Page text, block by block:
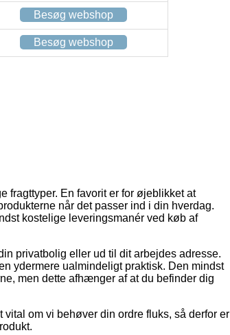
Besøg webshop
Besøg webshop
fragttyper. En favorit er for øjeblikket at
når det passer ind i din hverdag.
kostelige leveringsmanér ved køb af
privatbolig eller ud til dit arbejdes adresse.
ydermere ualmindeligt praktisk. Den mindst
men dette afhænger af at du befinder dig
om vi behøver din ordre fluks, så derfor er